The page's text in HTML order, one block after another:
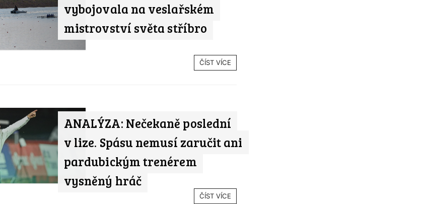
vybojovala na veslařském
mistrovství světa stříbro
ČÍST VÍCE
ANALÝZA: Nečekaně poslední
v lize. Spásu nemusí zaručit ani
pardubickým trenérem
vysněný hráč
ČÍST VÍCE